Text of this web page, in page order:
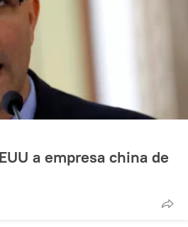
a empresa china de